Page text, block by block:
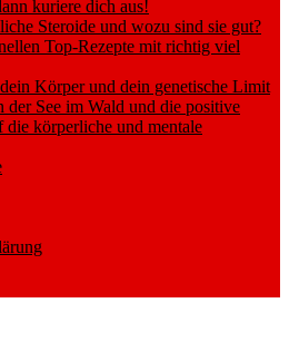
kuriere dich aus!
Steroide und wozu sind sie gut?
Top-Rezepte mit richtig viel
Körper und dein genetische Limit
der See im Wald und die positive
körperliche und mentale